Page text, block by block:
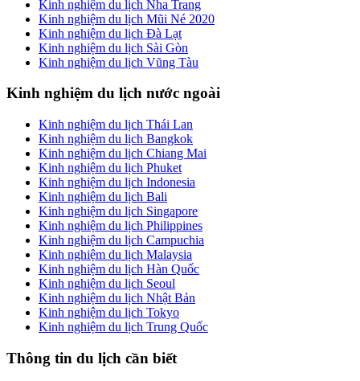
Kinh nghiệm du lịch Nha Trang
Kinh nghiệm du lịch Mũi Né 2020
Kinh nghiệm du lịch Đà Lạt
Kinh nghiệm du lịch Sài Gòn
Kinh nghiệm du lịch Vũng Tàu
Kinh nghiệm du lịch nước ngoài
Kinh nghiệm du lịch Thái Lan
Kinh nghiệm du lịch Bangkok
Kinh nghiệm du lịch Chiang Mai
Kinh nghiệm du lịch Phuket
Kinh nghiệm du lịch Indonesia
Kinh nghiệm du lịch Bali
Kinh nghiệm du lịch Singapore
Kinh nghiệm du lịch Philippines
Kinh nghiệm du lịch Campuchia
Kinh nghiệm du lịch Malaysia
Kinh nghiệm du lịch Hàn Quốc
Kinh nghiệm du lịch Seoul
Kinh nghiệm du lịch Nhật Bản
Kinh nghiệm du lịch Tokyo
Kinh nghiệm du lịch Trung Quốc
Thông tin du lịch cần biết